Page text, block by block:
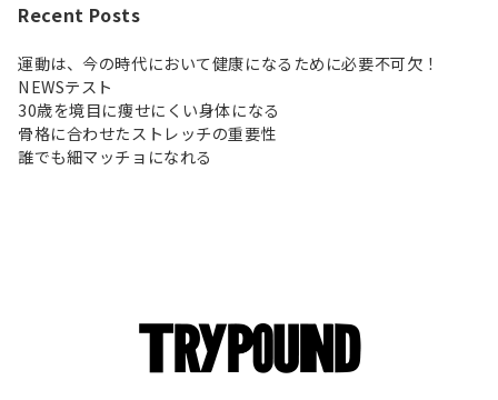
Recent Posts
運動は、今の時代において健康になるために必要不可欠！
NEWSテスト
30歳を境目に痩せにくい身体になる
骨格に合わせたストレッチの重要性
誰でも細マッチョになれる